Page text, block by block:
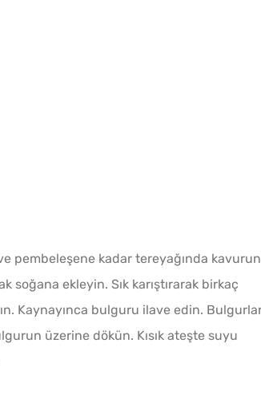
pembeleşene kadar tereyağında
ekleyin. Sık karıştırarak birkaç
Kaynayınca bulguru ilave edin.
üzerine dökün. Kısık ateşte suyu